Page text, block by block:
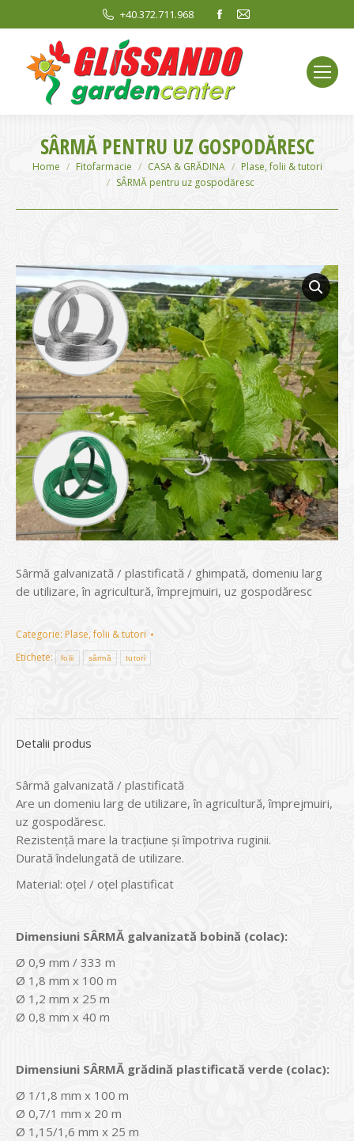
+40.372.711.968
Facebook
opens
in
new
window
Mail
window
SÂRMĂ PENTRU UZ GOSPODĂRESC
You are here:
Home Fitofarmacie CASA & GRĂDINA
Plase, folii & tutori
SÂRMĂ pentru uz gospodăresc
Sârmă galvanizată / plastificată / ghimpată, domeniu larg
de utilizare, în agricultură, împrejmuiri, uz gospodăresc
Categorie: Plase, folii & tutori
Etichete:
folii sârmă tutori
Detalii produs
Sârmă galvanizată / plastificată
Are un domeniu larg de utilizare, în agricultură, împrejmuiri,
uz gospodăresc.
Rezistență mare la tracțiune și împotriva ruginii.
Durată îndelungată de utilizare.
Material: oțel / oțel plastificat
Dimensiuni SÂRMĂ galvanizată bobină (colac):
Ø 0,9 mm / 333 m
Ø 1,8 mm x 100 m
Ø 1,2 mm x 25 m
Ø 0,8 mm x 40 m
Dimensiuni SÂRMĂ grădină plastificată verde (colac):
Ø 1/1,8 mm x 100 m
Ø 0,7/1 mm x 20 m
Ø 1,15/1,6 mm x 25 m